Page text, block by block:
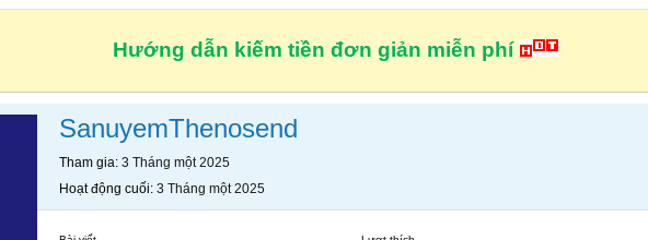
Hướng dẫn kiếm tiền đơn giản miễn phí
SanuyemThenosend
Tham gia 3 Tháng một 2025
Hoạt động cuối 3 Tháng một 2025